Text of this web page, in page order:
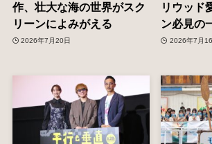
作、壮大な海の世界がスク
リーンによみがえる
2026年7月20日
リウッド
ン必見の
2026年7月